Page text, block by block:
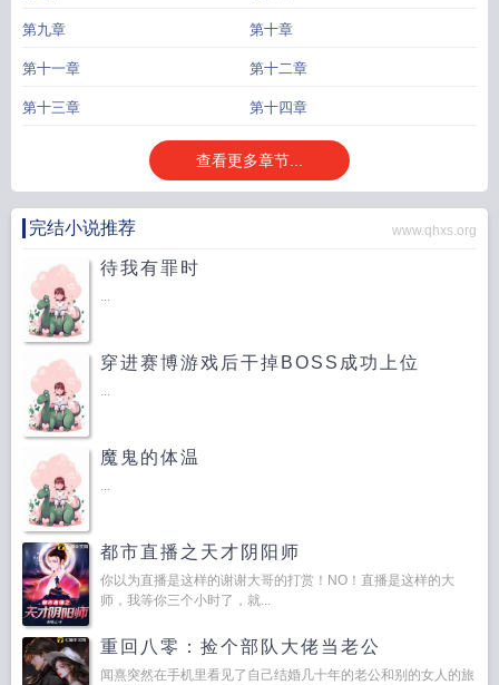
第九章 第十章
第十一章 第十二章
第十三章 第十四章
查看更多章节...
完结小说推荐 www.qhxs.org
待我有罪时
...
穿进赛博游戏后干掉BOSS成功上位
...
魔鬼的体温
...
都市直播之天才阴阳师
你以为直播是这样的谢谢大哥的打赏！NO！直播是这样的大
师，我等你三个小时了，就...
重回八零：捡个部队大佬当老公
闻熹突然在手机里看见了自己结婚几十年的老公和别的女人的旅